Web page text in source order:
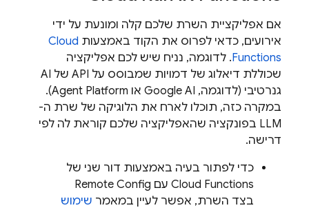
אם אפליקציית השרת שלכם קלה ומונעת על ידי
אירועים, כדאי לפרוס את הקוד באמצעות Cloud
Functions. לדוגמה, נניח שיש לכם אפליקציה
שכוללת דיאלוג של דמויות שמבוסס על API של AI
גנרטיבי (לדוגמה, Google AI או Agent Platform
).
במקרה כזה, תוכלו לארח את הלוגיקה של שרת ה-
LLM בפונקציה שהאפליקציה שלכם קוראת לה לפי
דרישה.
כדי לפתור בעיה באמצעות דור שני של
Cloud Functions עם Remote Config
בצד השרת, אפשר לעיין במאמר שימוש